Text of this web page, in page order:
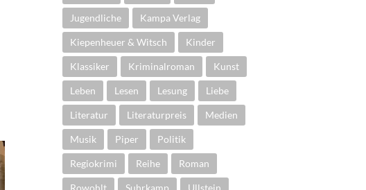
Jugendliche Kampa Verlag
Kiepenheuer & Witsch Kinder
Klassiker Kriminalroman Kunst
Leben Lesen Lesung Liebe
Literatur Literaturpreis Medien
Musik Piper Politik
Regiokrimi Reihe Roman
Rowohlt Suhrkamp Ullstein